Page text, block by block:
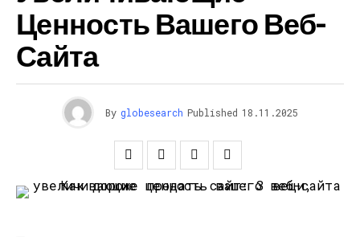
Ценность Вашего Веб-
Сайта
By globesearch Published 18.11.2025